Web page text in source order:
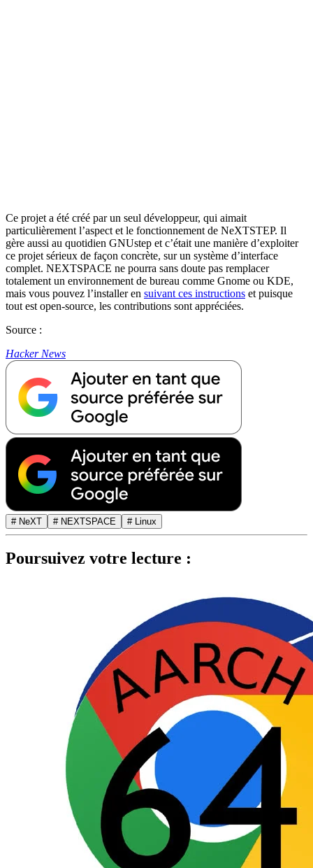
Ce projet a été créé par un seul développeur, qui aimait
particulièrement l’aspect et le fonctionnement de NeXTSTEP. Il
gère aussi au quotidien GNUstep et c’était une manière d’exploiter
ce projet sérieux de façon concrète, sur un système d’interface
complet. NEXTSPACE ne pourra sans doute pas remplacer
totalement un environnement de bureau comme Gnome ou KDE,
mais vous pouvez l’installer en suivant ces instructions et puisque
tout est open-source, les contributions sont appréciées.
Source :
Hacker News
# NeXT # NEXTSPACE # Linux
Poursuivez votre lecture :